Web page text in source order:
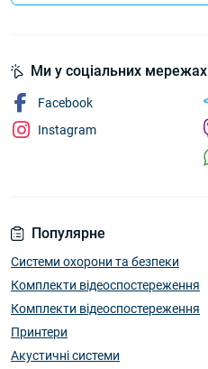
Популярне
Системи охорони та безпеки
Комплекти відеоспостереження
Комплекти відеоспостереження
Принтери
Акустичні системи
Ми у соціальних мережах
Facebook
Instagram